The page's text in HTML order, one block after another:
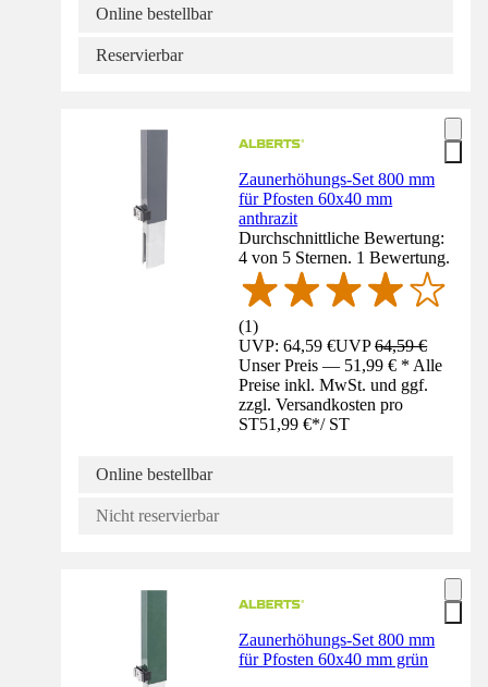
Online bestellbar
Reservierbar
Zaunerhöhungs-Set 800 mm
für Pfosten 60x40 mm
anthrazit
Durchschnittliche Bewertung:
4 von 5 Sternen. 1 Bewertung.
(1)
UVP: 64,59 €UVP64,59 €
Unser Preis — 51,99 € * Alle
Preise inkl. MwSt. und ggf.
zzgl. Versandkosten pro
ST51,99 €*/ ST
Online bestellbar
Nicht reservierbar
Zaunerhöhungs-Set 800 mm
für Pfosten 60x40 mm grün